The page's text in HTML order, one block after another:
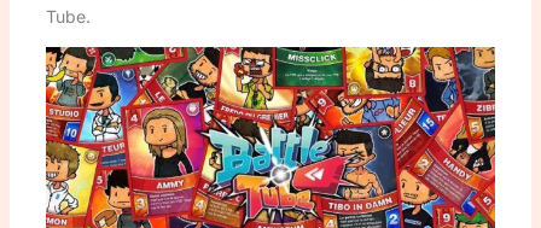
Tube.